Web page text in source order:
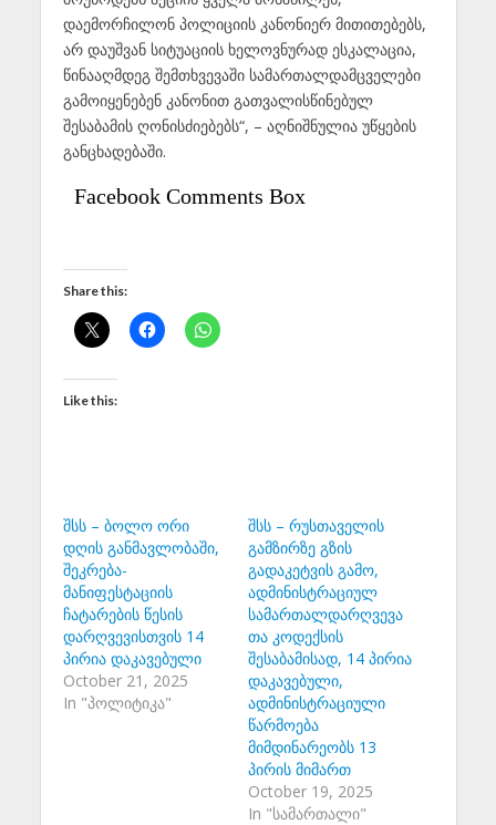
დაემორჩილონ პოლიციის კანონიერ მითითებებს,
არ დაუშვან სიტუაციის ხელოვნურად ესკალაცია,
წინააღმდეგ შემთხვევაში სამართალდამცველები
გამოიყენებენ კანონით გათვალისწინებულ
შესაბამის ღონისძიებებს“, – აღნიშნულია უწყების
განცხადებაში.
Facebook Comments Box
Share this:
Like this:
შსს – ბოლო ორი
დღის განმავლობაში,
შეკრება-
მანიფესტაციის
ჩატარების წესის
დარღვევისთვის 14
პირია დაკავებული
October 21, 2025
In "პოლიტიკა"
შსს – რუსთაველის
გამზირზე გზის
გადაკეტვის გამო,
ადმინისტრაციულ
სამართალდარღვევა
თა კოდექსის
შესაბამისად, 14 პირია
დაკავებული,
ადმინისტრაციული
წარმოება
მიმდინარეობს 13
პირის მიმართ
October 19, 2025
In "სამართალი"